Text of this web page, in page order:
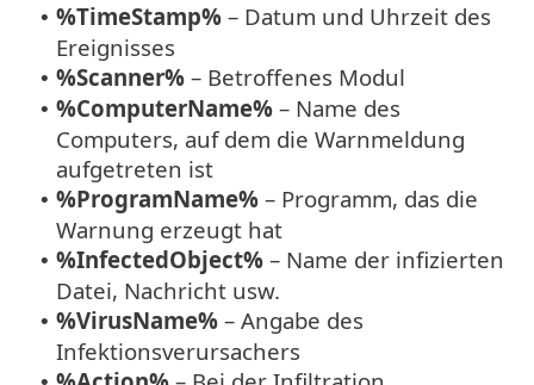
• %TimeStamp% – Datum und Uhrzeit des
Ereignisses
• %Scanner% – Betroffenes Modul
• %ComputerName% – Name des
Computers, auf dem die Warnmeldung
aufgetreten ist
• %ProgramName% – Programm, das die
Warnung erzeugt hat
• %InfectedObject% – Name der infizierten
Datei, Nachricht usw.
• %VirusName% – Angabe des
Infektionsverursachers